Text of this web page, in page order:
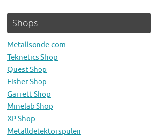
Shops
Metallsonde.com
Teknetics Shop
Quest Shop
Fisher Shop
Garrett Shop
Minelab Shop
XP Shop
Metalldetektorspulen